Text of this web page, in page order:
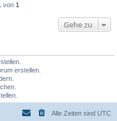
von 1
Gehe zu
erstellen.
Alle Zeiten sind UTC